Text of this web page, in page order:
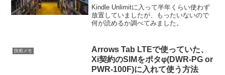
で読めるオススメIT関連の雑誌
Kindle Unlimitに入って半年くらい使わず
放置していましたが、もったいないので
何が読めるか調べてみました。
技術メモ
Arrows Tab LTEで使っていた、
Xi契約のSIMをポタφ(DWR-PG or
PWR-100F)に入れて使う方法